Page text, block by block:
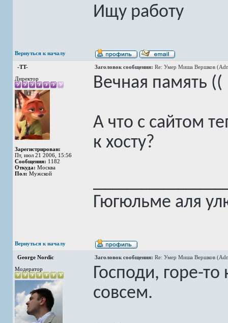
Ищу работу
Вернуться к началу
-TT- Заголовок сообщения: Re: Умер Миша Вершков
Директор
Зарегистрирован:
Пт, июл 21 2006, 15:56
Сообщения: 1182
Откуда: Москва
Пол: Мужской
Вечная память ((
А что с сайтом
к хосту?
Гюгюльме аля
Вернуться к началу
George Nordic Заголовок сообщения: Re: Умер Миша Вершков
Модератор
Господи, горе-
совсем.